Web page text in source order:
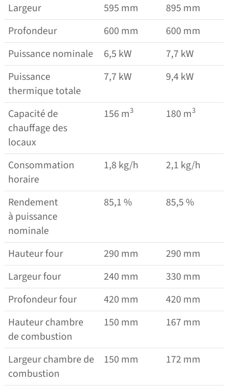
Largeur
595 mm
895 mm
Profondeur
600 mm
600 mm
Puissance nominale
6,5 kW
7,7 kW
Puissance
thermique totale
7,7 kW 9,4 kW
Capacité de
chauffage des
locaux
156 m3 180 m3
Consommation
horaire
1,8 kg/​​h 2,1 kg/​​h
Rendement
à puissance
nominale
85,1 % 85,5 %
Hauteur four 290 mm
290 mm
Largeur four
240 mm
330 mm
Profondeur four
420 mm
420 mm
Hauteur chambre
de combustion
150 mm 167 mm
Largeur chambre de
combustion
150 mm 172 mm